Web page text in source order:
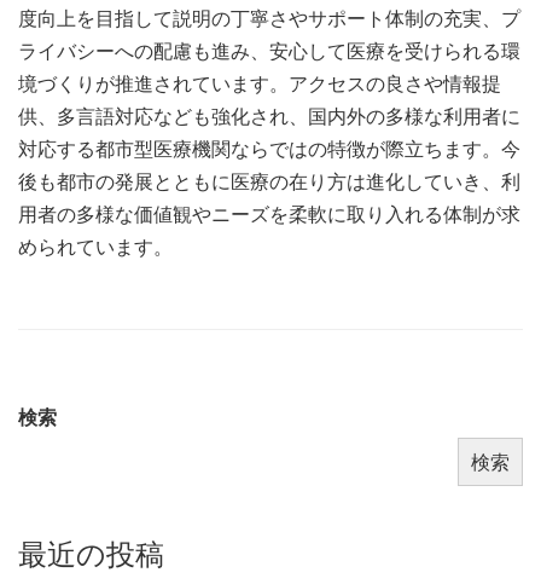
度向上を目指して説明の丁寧さやサポート体制の充実、プ
ライバシーへの配慮も進み、安心して医療を受けられる環
境づくりが推進されています。アクセスの良さや情報提
供、多言語対応なども強化され、国内外の多様な利用者に
対応する都市型医療機関ならではの特徴が際立ちます。今
後も都市の発展とともに医療の在り方は進化していき、利
用者の多様な価値観やニーズを柔軟に取り入れる体制が求
められています。
検索
検索
最近の投稿